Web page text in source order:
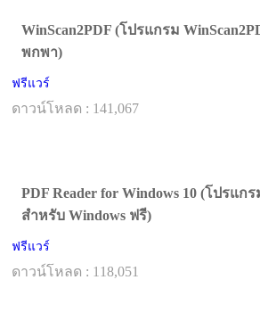
WinScan2PDF (โปรแกรม
พกพา)
ฟรีแวร์
ดาวน์โหลด : 141,067
PDF Reader for Windows 10 (โปรแก
สำหรับ Windows ฟรี)
ฟรีแวร์
ดาวน์โหลด : 118,051